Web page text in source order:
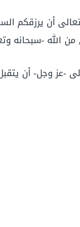
أن يرزقكم
الله -سبحانه
-عز وجل- أن